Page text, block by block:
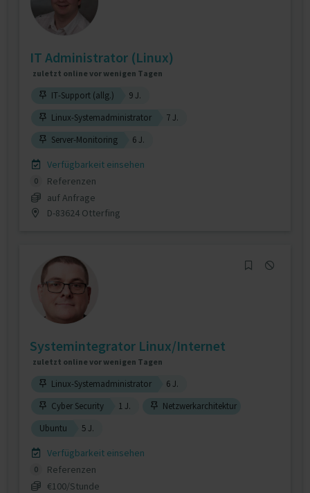
IT Administrator (Linux)
zuletzt online vor wenigen Tagen
IT-Support (allg.)
9 J.
Linux-Systemadministrator
7 J.
Server-Monitoring
6 J.
Verfügbarkeit einsehen
0
Referenzen
auf Anfrage
D-83624 Otterfing
Systemintegrator Linux/Internet
zuletzt online vor wenigen Tagen
Linux-Systemadministrator
6 J.
Cyber Security
1 J.
Netzwerkarchitektur
Ubuntu
5 J.
Verfügbarkeit einsehen
0
Referenzen
€100/Stunde